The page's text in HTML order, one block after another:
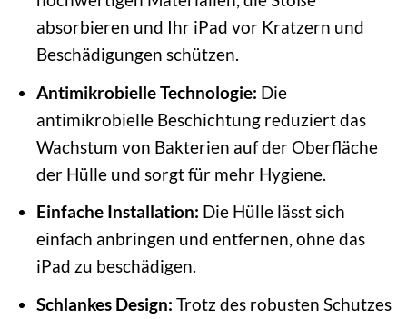
absorbieren und Ihr iPad vor Kratzern und
Beschädigungen schützen.
Antimikrobielle Technologie: Die
antimikrobielle Beschichtung reduziert das
Wachstum von Bakterien auf der Oberfläche
der Hülle und sorgt für mehr Hygiene.
Einfache Installation: Die Hülle lässt sich
einfach anbringen und entfernen, ohne das
iPad zu beschädigen.
Schlankes Design: Trotz des robusten Schutzes